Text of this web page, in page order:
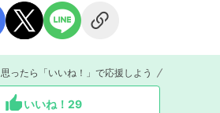
ったら「いいね！」で応援しよう
いいね！ 29